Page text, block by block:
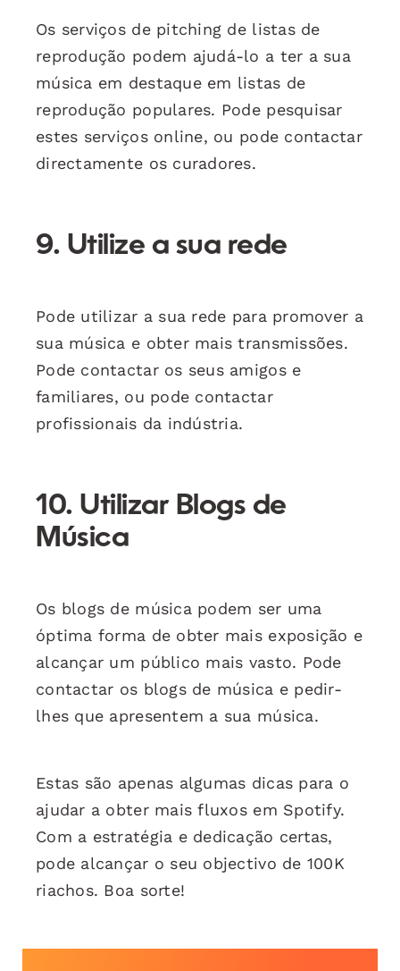
Os serviços de pitching de listas de
reprodução podem ajudá-lo a ter a sua
música em destaque em listas de
reprodução populares. Pode pesquisar
estes serviços online, ou pode contactar
directamente os curadores.
9. Utilize a sua rede
Pode utilizar a sua rede para promover a
sua música e obter mais transmissões.
Pode contactar os seus amigos e
familiares, ou pode contactar
profissionais da indústria.
10. Utilizar Blogs de
Música
Os blogs de música podem ser uma
óptima forma de obter mais exposição e
alcançar um público mais vasto. Pode
contactar os blogs de música e pedir-
lhes que apresentem a sua música.
Estas são apenas algumas dicas para o
ajudar a obter mais fluxos em Spotify.
Com a estratégia e dedicação certas,
pode alcançar o seu objectivo de 100K
riachos. Boa sorte!